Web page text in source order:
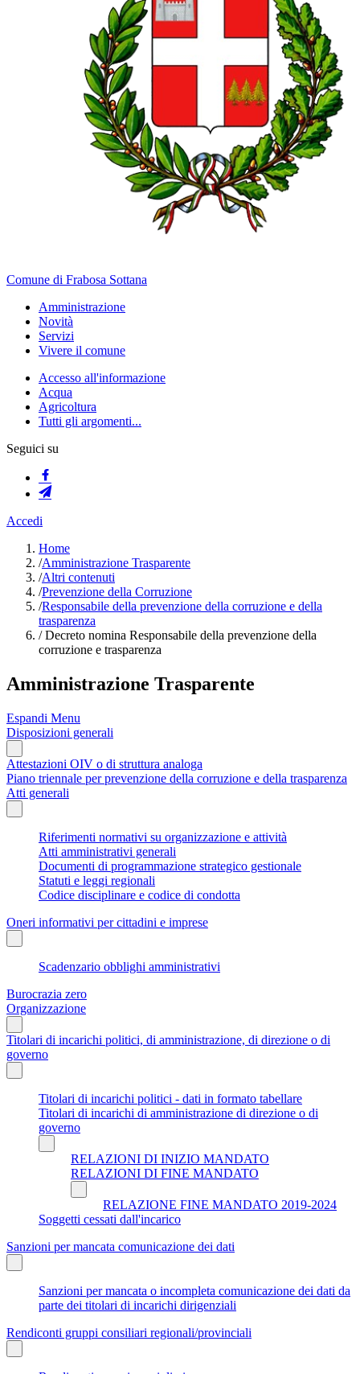
Comune di Frabosa Sottana
Amministrazione
Novità
Servizi
Vivere il comune
Accesso all'informazione
Acqua
Agricoltura
Tutti gli argomenti...
Seguici su
Accedi
Home
/Amministrazione Trasparente
/Altri contenuti
/Prevenzione della Corruzione
/Responsabile della prevenzione della corruzione e della
trasparenza
/Decreto nomina Responsabile della prevenzione della
corruzione e trasparenza
Amministrazione Trasparente
Espandi Menu
Disposizioni generali
Attestazioni OIV o di struttura analoga
Piano triennale per prevenzione della corruzione e della trasparenza
Atti generali
Riferimenti normativi su organizzazione e attività
Atti amministrativi generali
Documenti di programmazione strategico gestionale
Statuti e leggi regionali
Codice disciplinare e codice di condotta
Oneri informativi per cittadini e imprese
Scadenzario obblighi amministrativi
Burocrazia zero
Organizzazione
Titolari di incarichi politici, di amministrazione, di direzione o di
governo
Titolari di incarichi politici - dati in formato tabellare
Titolari di incarichi di amministrazione di direzione o di
governo
RELAZIONI DI INIZIO MANDATO
RELAZIONI DI FINE MANDATO
RELAZIONE FINE MANDATO 2019-2024
Soggetti cessati dall'incarico
Sanzioni per mancata comunicazione dei dati
Sanzioni per mancata o incompleta comunicazione dei dati da
parte dei titolari di incarichi dirigenziali
Rendiconti gruppi consiliari regionali/provinciali